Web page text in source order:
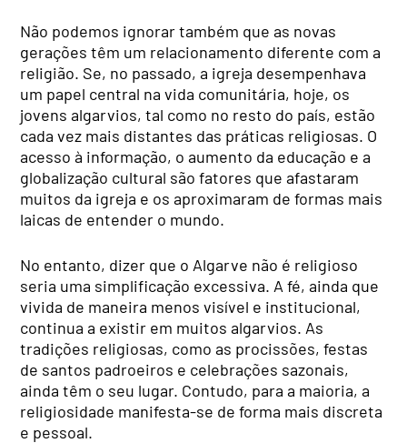
Não podemos ignorar também que as novas
gerações têm um relacionamento diferente com a
religião. Se, no passado, a igreja desempenhava
um papel central na vida comunitária, hoje, os
jovens algarvios, tal como no resto do país, estão
cada vez mais distantes das práticas religiosas. O
acesso à informação, o aumento da educação e a
globalização cultural são fatores que afastaram
muitos da igreja e os aproximaram de formas mais
laicas de entender o mundo.
No entanto, dizer que o Algarve não é religioso
seria uma simplificação excessiva. A fé, ainda que
vivida de maneira menos visível e institucional,
continua a existir em muitos algarvios. As
tradições religiosas, como as procissões, festas
de santos padroeiros e celebrações sazonais,
ainda têm o seu lugar. Contudo, para a maioria, a
religiosidade manifesta-se de forma mais discreta
e pessoal.